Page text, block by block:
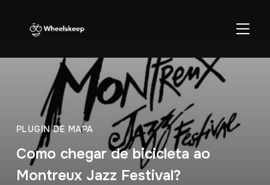
PLUGIN DE MAPA
Como chegar de bicicleta ao
Montreux Jazz Festival?